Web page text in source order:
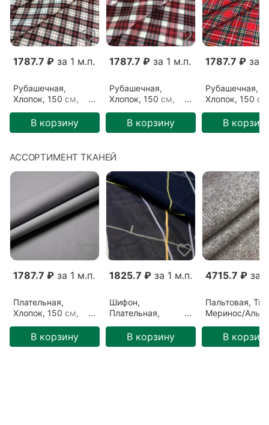
1787.7 ₽ за 1 м.п.
Рубашечная,
Хлопок, 150 см,
Розовая клетка
(1308204)
В корзину
1787.7 ₽ за 1 м.п.
Рубашечная,
Хлопок, 150 см,
Красная клетка
(1308205)
В корзину
1787.7 ₽ за
Рубашечная,
Хлопок, 150
(1708205)
В
АССОРТИМЕНТ ТКАНЕЙ
1787.7 ₽ за 1 м.п.
Плательная,
Хлопок, 150 см,
(31052201)
В корзину
1825.7 ₽ за 1 м.п.
Шифон,
Плательная,
Синий, Темно-
синий (1808206)
В корзину
4715.7 ₽ за
Пальтовая,
Меринос/
Белый/Тауп,
Первый снег
В